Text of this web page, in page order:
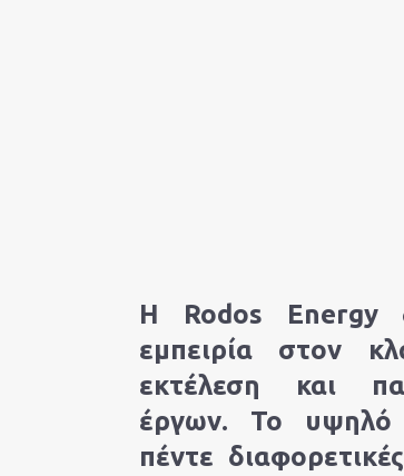
Η Rodos Energy
εμπειρία στον
εκτέλεση και
έργων. Το υψηλό
πέντε